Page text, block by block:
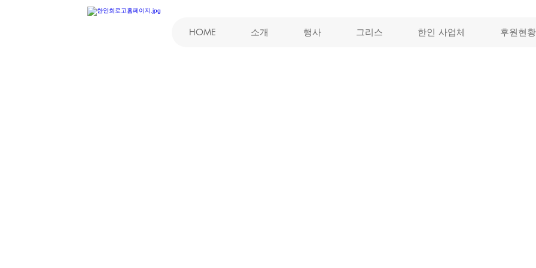
HOME 소개 행사 그리스 한인 사업체 후원현황